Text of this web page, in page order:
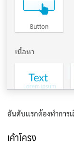
อันดับเเรกต้องทำการ
เค้าโครง